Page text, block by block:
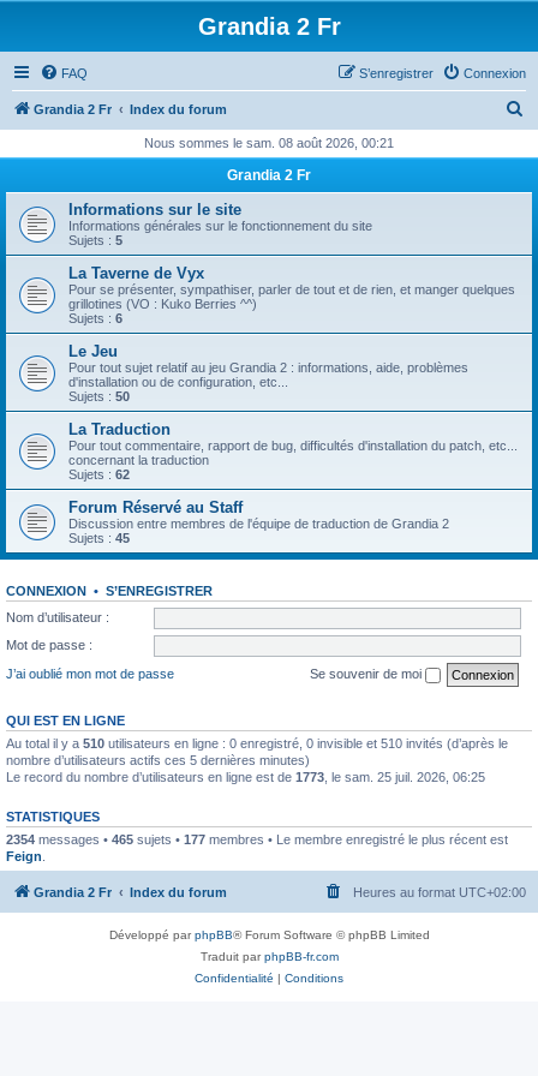
Grandia 2 Fr
FAQ Connexion
S’enregistrer
Grandia 2 Fr Index du forum
h
r
e
Nous sommes le sam. 08 août 2026, 00:21
Grandia 2 Fr
Informations sur le site
Informations générales sur le fonctionnement du site
Sujets : 5
La Taverne de Vyx
Pour se présenter, sympathiser, parler de tout et de rien, et manger quelques
grillotines (VO : Kuko Berries ^^)
Sujets : 6
Le Jeu
Pour tout sujet relatif au jeu Grandia 2 : informations, aide, problèmes
d'installation ou de configuration, etc...
Sujets : 50
La Traduction
Pour tout commentaire, rapport de bug, difficultés d'installation du patch, etc...
concernant la traduction
Sujets : 62
Forum Réservé au Staff
Discussion entre membres de l'équipe de traduction de Grandia 2
Sujets : 45
CONNEXION • S’ENREGISTRER
Nom d’utilisateur :
Mot de passe :
J’ai oublié mon mot de passe
Se souvenir de moi
QUI EST EN LIGNE
Au total il y a 510 utilisateurs en ligne : 0 enregistré, 0 invisible et 510 invités (d’après le
nombre d’utilisateurs actifs ces 5 dernières minutes)
Le record du nombre d’utilisateurs en ligne est de 1773 , le sam. 25 juil. 2026, 06:25
STATISTIQUES
2354 messages • 465 sujets • 177 membres • Le membre enregistré le plus récent est
Feign
Grandia 2 Fr Index du forum Heures au format UTC+02:00
Développé parphpBB® Forum Software © phpBB Limited
Traduit parphpBB-fr.com
Confidentialité | Conditions